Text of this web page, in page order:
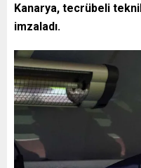
Kanarya, tecrübeli
imzaladı.